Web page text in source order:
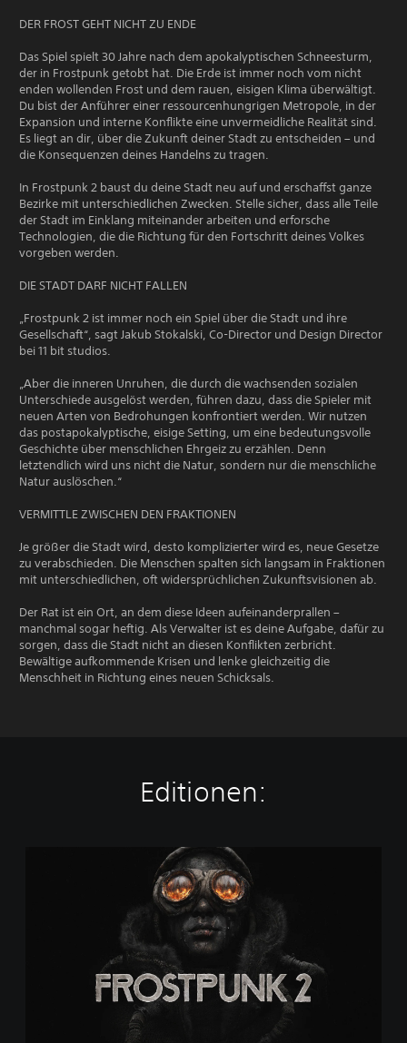
DER FROST GEHT NICHT ZU ENDE
Das Spiel spielt 30 Jahre nach dem apokalyptischen Schneesturm,
der in Frostpunk getobt hat. Die Erde ist immer noch vom nicht
enden wollenden Frost und dem rauen, eisigen Klima überwältigt.
Du bist der Anführer einer ressourcenhungrigen Metropole, in der
Expansion und interne Konflikte eine unvermeidliche Realität sind.
Es liegt an dir, über die Zukunft deiner Stadt zu entscheiden – und
die Konsequenzen deines Handelns zu tragen.
In Frostpunk 2 baust du deine Stadt neu auf und erschaffst ganze
Bezirke mit unterschiedlichen Zwecken. Stelle sicher, dass alle Teile
der Stadt im Einklang miteinander arbeiten und erforsche
Technologien, die die Richtung für den Fortschritt deines Volkes
vorgeben werden.
DIE STADT DARF NICHT FALLEN
„Frostpunk 2 ist immer noch ein Spiel über die Stadt und ihre
Gesellschaft“, sagt Jakub Stokalski, Co-Director und Design Director
bei 11 bit studios.
„Aber die inneren Unruhen, die durch die wachsenden sozialen
Unterschiede ausgelöst werden, führen dazu, dass die Spieler mit
neuen Arten von Bedrohungen konfrontiert werden. Wir nutzen
das postapokalyptische, eisige Setting, um eine bedeutungsvolle
Geschichte über menschlichen Ehrgeiz zu erzählen. Denn
letztendlich wird uns nicht die Natur, sondern nur die menschliche
Natur auslöschen.“
VERMITTLE ZWISCHEN DEN FRAKTIONEN
Je größer die Stadt wird, desto komplizierter wird es, neue Gesetze
zu verabschieden. Die Menschen spalten sich langsam in Fraktionen
mit unterschiedlichen, oft widersprüchlichen Zukunftsvisionen ab.
Der Rat ist ein Ort, an dem diese Ideen aufeinanderprallen –
manchmal sogar heftig. Als Verwalter ist es deine Aufgabe, dafür zu
sorgen, dass die Stadt nicht an diesen Konflikten zerbricht.
Bewältige aufkommende Krisen und lenke gleichzeitig die
Menschheit in Richtung eines neuen Schicksals.
Editionen: